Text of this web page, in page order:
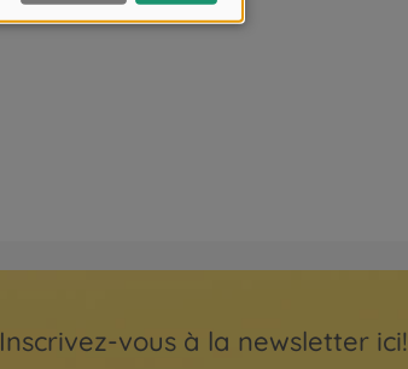
Inscrivez-vous à la newsletter ici!